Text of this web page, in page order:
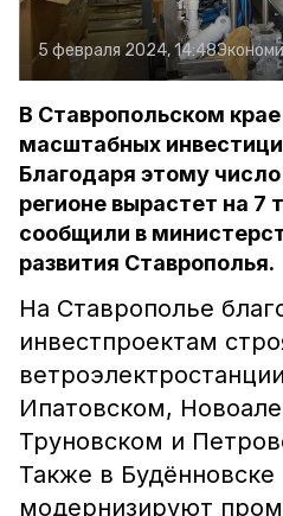
5 февраля 2024, 14:48
В Ставропольском
масштабных
Благодаря этому
регионе вырастет на 7
сообщили в
развития Ставрополья.
На Ставрополье
инвестпроектам
Ипатовском,
Труновском и
Также в
модернизируют